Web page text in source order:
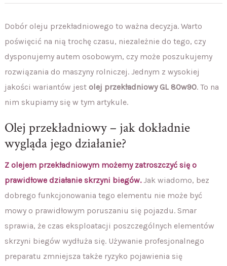
Dobór oleju przekładniowego to ważna decyzja. Warto
poświęcić na nią trochę czasu, niezależnie do tego, czy
dysponujemy autem osobowym, czy może poszukujemy
rozwiązania do maszyny rolniczej. Jednym z wysokiej
jakości wariantów jest olej przekładniowy GL 80w90. To na
nim skupiamy się w tym artykule.
Olej przekładniowy – jak dokładnie
wygląda jego działanie?
Z olejem przekładniowym możemy zatroszczyć się o
prawidłowe działanie skrzyni biegów.Jak wiadomo, bez
dobrego funkcjonowania tego elementu nie może być
mowy o prawidłowym poruszaniu się pojazdu. Smar
sprawia, że czas eksploatacji poszczególnych elementów
skrzyni biegów wydłuża się. Używanie profesjonalnego
preparatu zmniejsza także ryzyko pojawienia się